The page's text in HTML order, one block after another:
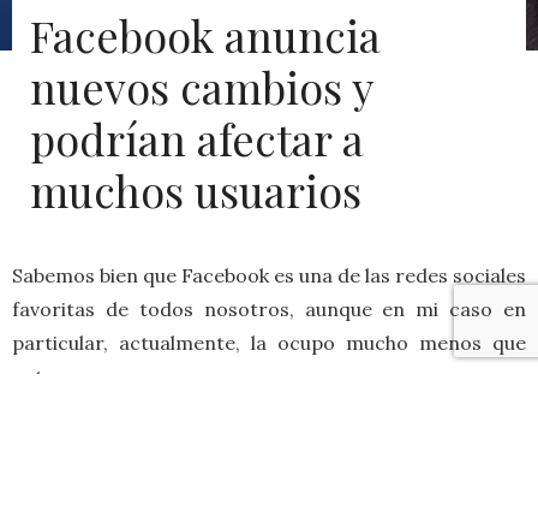
Facebook anuncia
nuevos cambios y
podrían afectar a
muchos usuarios
Sabemos bien que Facebook es una de las redes sociales
favoritas de todos nosotros, aunque en mi caso en
particular, actualmente, la ocupo mucho menos que
antes.